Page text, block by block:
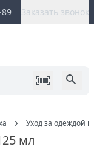
89 Заказать звонок
Уход за одеждой
мл